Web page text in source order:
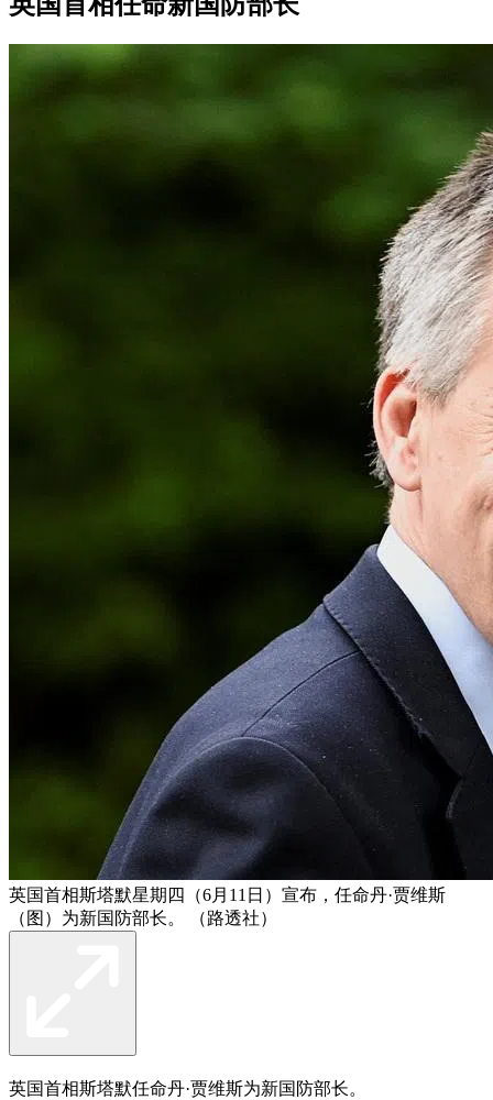
英国首相斯塔默星期四（6月11日）宣布，任命丹·贾维斯
（图）为新国防部长。 （路透社）
英国首相斯塔默任命丹·贾维斯为新国防部长。